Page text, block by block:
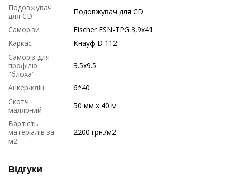
Подовжувач
для CD
Подовжувач для CD
Саморізи
Fischer FSN-TPG 3,9x41
Каркас
Кнауф D 112
Саморіз для
профілю
"блоха"
3.5х9.5
Анкер-клін
6*40
Скотч
малярний
50 мм x 40 м
Вартість
матеріалів за
м2
2200 грн./м2
Відгуки